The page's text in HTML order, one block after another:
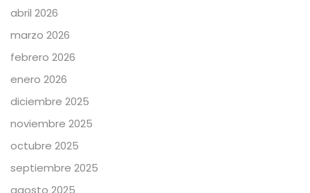
abril 2026
marzo 2026
febrero 2026
enero 2026
diciembre 2025
noviembre 2025
octubre 2025
septiembre 2025
agosto 2025